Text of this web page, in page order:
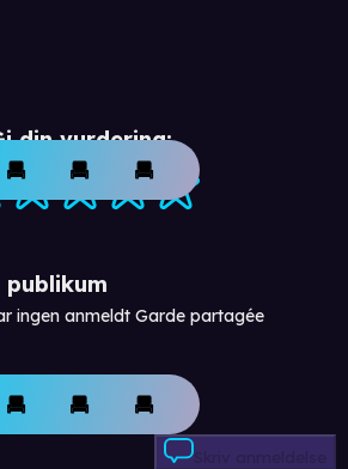
din vurdering:
ingen anmeldt Garde partagée
Skriv anmeldelse